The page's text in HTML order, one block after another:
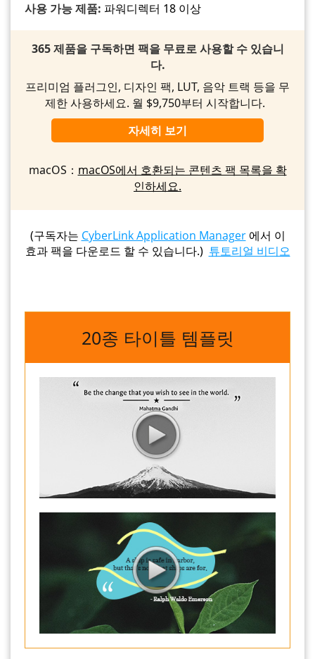
사용 가능 제품: 파워디렉터 18 이상
365 제품을 구독하면 팩을 무료로 사용할 수 있습니
다.
프리미엄 플러그인, 디자인 팩, LUT, 음악 트랙 등을 무
제한 사용하세요. 월 $9,750부터 시작합니다.
자세히 보기
macOS： macOS에서 호환되는 콘텐츠 팩 목록을 확
인하세요.
(구독자는 CyberLink Application Manager에서 이
효과 팩을 다운로드 할 수 있습니다.) 튜토리얼 비디오
20종 타이틀 템플릿